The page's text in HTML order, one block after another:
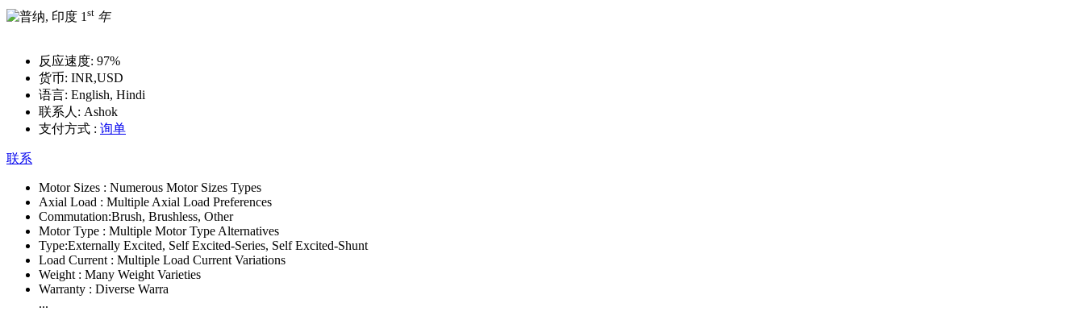
1 st 年
反应速度: 97%
货币: INR,USD
语言: English, Hindi
联系人: Ashok
支付方式 : 询单
联系
Motor Sizes : Numerous Motor Sizes Types
Axial Load : Multiple Axial Load Preferences
Commutation:Brush, Brushless, Other
Motor Type : Multiple Motor Type Alternatives
Type:Externally Excited, Self Excited-Series, Self Excited-Shunt
Load Current : Multiple Load Current Variations
Weight : Many Weight Varieties
Warranty : Diverse Warra
...